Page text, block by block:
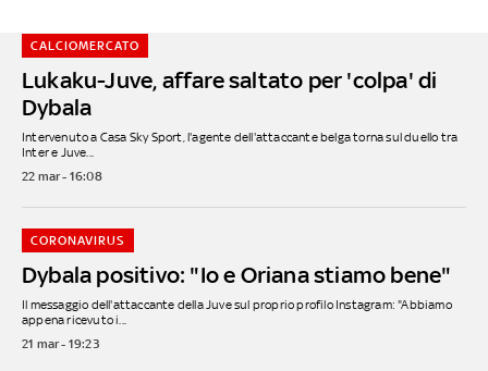
Lukaku-Juve, affare saltato per 'colpa' di
Dybala
CALCIOMERCATO
Intervenuto a Casa Sky Sport, l'agente dell'attaccante belga torna sul duello tra
Inter e Juve...
22 mar - 16:08
Dybala positivo: "Io e Oriana stiamo bene"
CORONAVIRUS
Il messaggio dell'attaccante della Juve sul proprio profilo Instagram: "Abbiamo
appena ricevuto i...
21 mar - 19:23